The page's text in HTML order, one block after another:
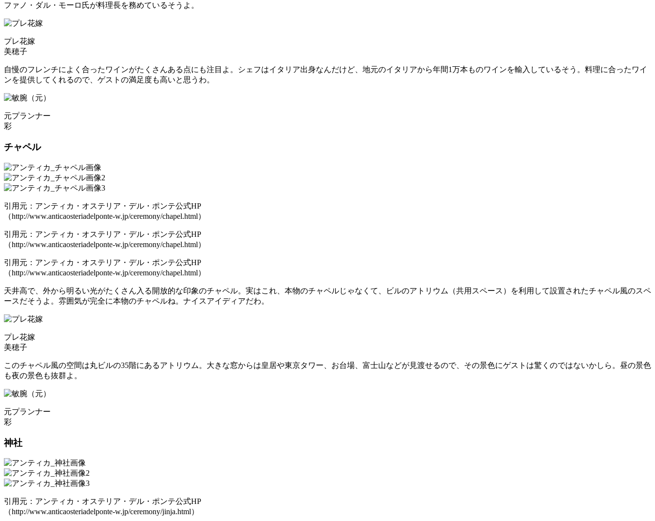
ファノ・ダル・モーロ氏が料理長を務めているそうよ。
プレ花嫁
美穂子
自慢のフレンチによく合ったワインがたくさんある点にも注目よ。シェフはイタリア出身なんだけど、地元のイタリアから年間1万本ものワインを輸入しているそう。料理に合ったワイ
ンを提供してくれるので、ゲストの満足度も高いと思うわ。
元プランナー
彩
チャペル
引用元：アンティカ・オステリア・デル・ポンテ公式HP
（http://www.anticaosteriadelponte-w.jp/ceremony/chapel.html）
引用元：アンティカ・オステリア・デル・ポンテ公式HP
（http://www.anticaosteriadelponte-w.jp/ceremony/chapel.html）
引用元：アンティカ・オステリア・デル・ポンテ公式HP
（http://www.anticaosteriadelponte-w.jp/ceremony/chapel.html）
天井高で、外から明るい光がたくさん入る開放的な印象のチャペル。実はこれ、本物のチャペルじゃなくて、ビルのアトリウム（共用スペース）を利用して設置されたチャペル風のスペ
ースだそうよ。雰囲気が完全に本物のチャペルね。ナイスアイディアだわ。
プレ花嫁
美穂子
このチャペル風の空間は丸ビルの35階にあるアトリウム。大きな窓からは皇居や東京タワー、お台場、富士山などが見渡せるので、その景色にゲストは驚くのではないかしら。昼の景色
も夜の景色も抜群よ。
元プランナー
彩
神社
引用元：アンティカ・オステリア・デル・ポンテ公式HP
（http://www.anticaosteriadelponte-w.jp/ceremony/jinja.html）